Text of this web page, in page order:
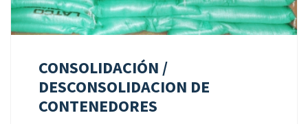
CONSOLIDACIÓN /
DESCONSOLIDACION DE
CONTENEDORES